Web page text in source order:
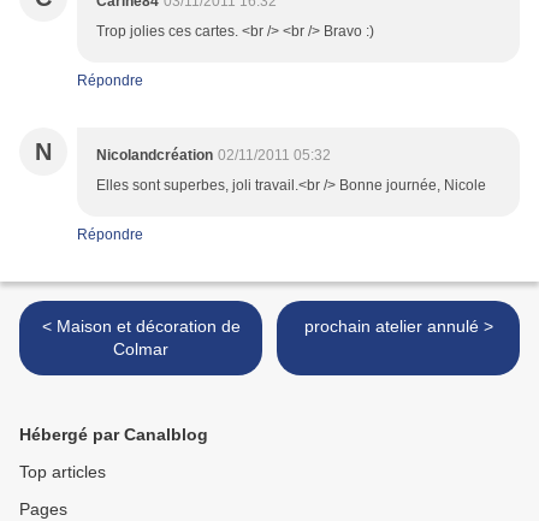
Trop jolies ces cartes. <br /> <br /> Bravo :)
Répondre
N Nicolandcréation 02/11/2011 05:32
Elles sont superbes, joli travail.<br /> Bonne journée, Nicole
Répondre
< Maison et décoration de
Colmar
prochain atelier annulé >
Hébergé par Canalblog
Top articles
Pages